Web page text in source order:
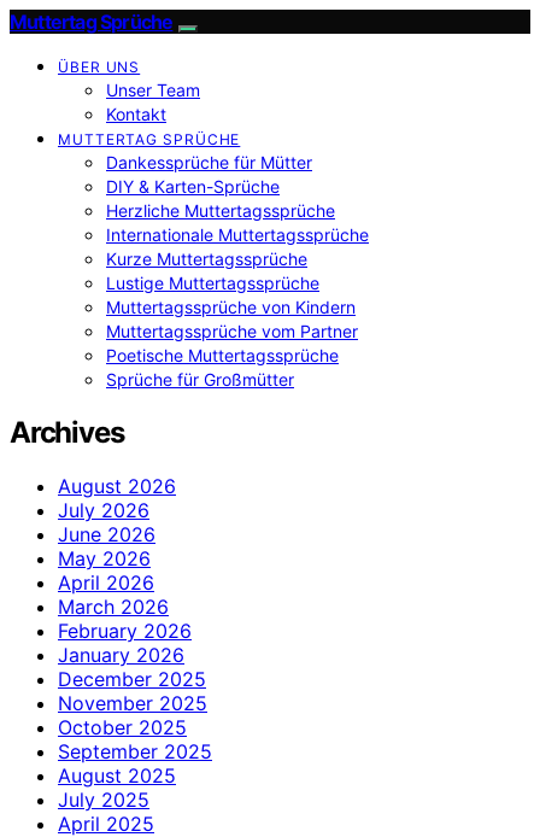
Muttertag Sprüche
ÜBER UNS
Unser Team
Kontakt
MUTTERTAG SPRÜCHE
Dankessprüche für Mütter
DIY & Karten-Sprüche
Herzliche Muttertagssprüche
Internationale Muttertagssprüche
Kurze Muttertagssprüche
Lustige Muttertagssprüche
Muttertagssprüche von Kindern
Muttertagssprüche vom Partner
Poetische Muttertagssprüche
Sprüche für Großmütter
Archives
August 2026
July 2026
June 2026
May 2026
April 2026
March 2026
February 2026
January 2026
December 2025
November 2025
October 2025
September 2025
August 2025
July 2025
April 2025